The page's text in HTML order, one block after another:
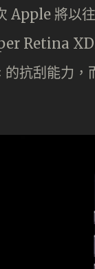
Apple 將以
Retina
的抗刮能力